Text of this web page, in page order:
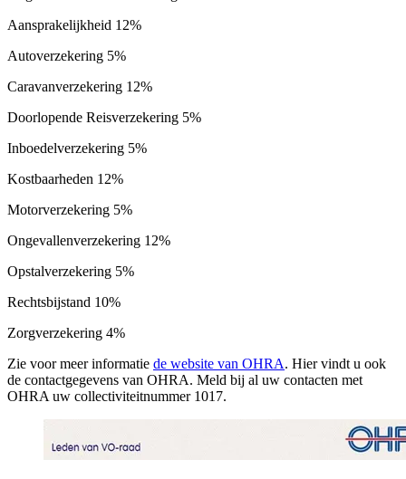
Aansprakelijkheid 12%
Autoverzekering 5%
Caravanverzekering 12%
Doorlopende Reisverzekering 5%
Inboedelverzekering 5%
Kostbaarheden 12%
Motorverzekering 5%
Ongevallenverzekering 12%
Opstalverzekering 5%
Rechtsbijstand 10%
Zorgverzekering 4%
Zie voor meer informatie de website van OHRA. Hier vindt u ook
de contactgegevens van OHRA. Meld bij al uw contacten met
OHRA uw collectiviteitnummer 1017.